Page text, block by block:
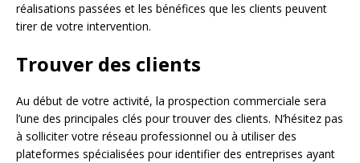
réalisations passées et les bénéfices que les clients peuvent
tirer de votre intervention.
Trouver des clients
Au début de votre activité, la prospection commerciale sera
l’une des principales clés pour trouver des clients. N’hésitez pas
à solliciter votre réseau professionnel ou à utiliser des
plateformes spécialisées pour identifier des entreprises ayant